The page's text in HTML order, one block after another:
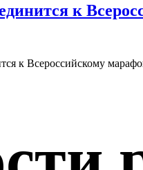
к
к Всероссийскому